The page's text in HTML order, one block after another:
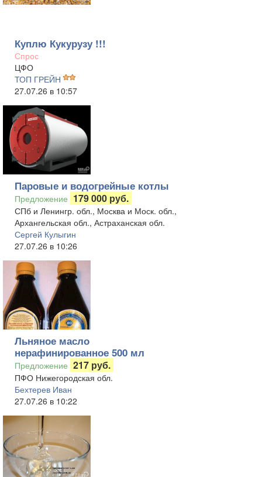
Куплю Кукурузу !!!
Спрос
ЦФО
ТОП ГРЕЙН
27.07.26 в 10:57
Паровые и водогрейные котлы
Предложение 179 000 руб.
СПб и Ленингр. обл., Москва и Моск. обл.,
Архангельская обл., Астраханская обл.
Сергей Кулыгин
27.07.26 в 10:26
Льняное масло
нерафинированное 500 мл
Предложение 217 руб.
ПФО Нижегородская обл.
Бехтерев Иван
27.07.26 в 10:22